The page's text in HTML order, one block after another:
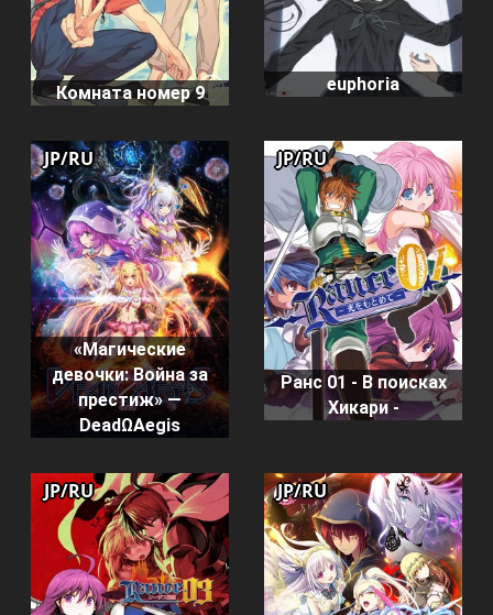
Комната номер 9 euphoria
«Магические
девочки: Война за
престиж» —
DeadΩAegis
JP/RU
Ранс 01 - В поисках
Хикари -
JP/RU
JP/RU JP/RU